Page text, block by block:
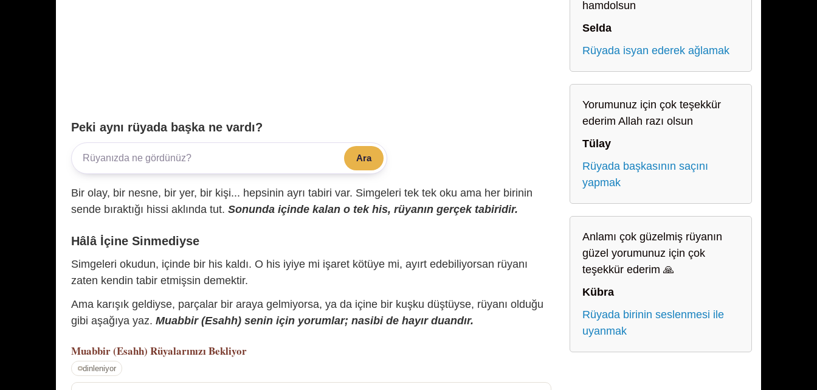
Peki aynı rüyada başka ne vardı?
Ara
Bir olay, bir nesne, bir yer, bir kişi... hepsinin ayrı tabiri var. Simgeleri tek tek oku ama her birinin
sende bıraktığı hissi aklında tut. Sonunda içinde kalan o tek his, rüyanın gerçek tabiridir.
Hâlâ İçine Sinmediyse
Simgeleri okudun, içinde bir his kaldı. O his iyiye mi işaret kötüye mi, ayırt edebiliyorsan rüyanı
zaten kendin tabir etmişsin demektir.
Ama karışık geldiyse, parçalar bir araya gelmiyorsa, ya da içine bir kuşku düştüyse, rüyanı olduğu
gibi aşağıya yaz. Muabbir (Esahh) senin için yorumlar; nasibi de hayır duandır.
Muabbir (Esahh) Rüyalarınızı Bekliyor
dinleniyor
hamdolsun
Selda
Rüyada isyan ederek ağlamak
Yorumunuz için çok teşekkür
ederim Allah razı olsun
Tülay
Rüyada başkasının saçını
yapmak
Anlamı çok güzelmiş rüyanın
güzel yorumunuz için çok
teşekkür ederim 🙏
Kübra
Rüyada birinin seslenmesi ile
uyanmak